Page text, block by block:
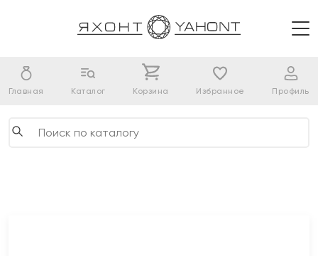
Главная Каталог Корзина Избранное Профиль